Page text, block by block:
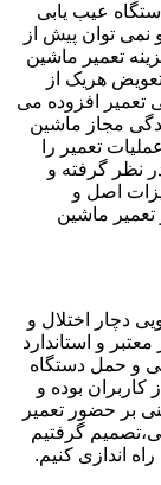
عیب یابی
توان پیش از
تعمیر ماشین
هریک از
تعمیر افزوده می
مجاز ماشین
تعمیر را
نظر گرفته و
اصل و
تعمیر ماشین
دچار اختلال و
و استاندارد
و حمل دستگاه
کاربران بوده و
بر حضور تعمیر
گرفتیم
اندازی کنیم.